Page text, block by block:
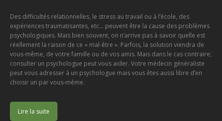
Des difficultés relationnelles, le stress au travail ou à l’école, des
expériences traumatisantes, etc… peuvent être la cause des problèmes
psychologiques. Mais bien souvent, on n’arrive pas à savoir quelle est
réellement la raison de ce « mal-être ». Parfois, la solution viendra de
vous-même, de votre famille ou de vos amis. Mais dans le cas contraire;
consulter un psychologue peut vous aider. Votre médecin généraliste
peut vous adresser à un psychologue mais vous êtes aussi libre d’en
choisir un par vous-même.
Lire la suite